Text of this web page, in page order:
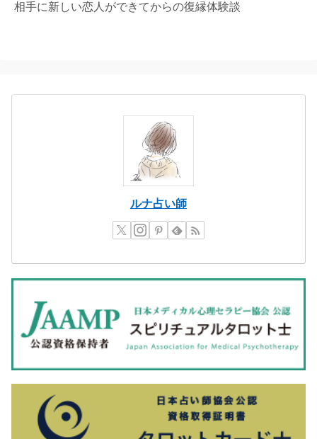
相手に新しい恋人ができてからの復縁体験談
ルナ占い師